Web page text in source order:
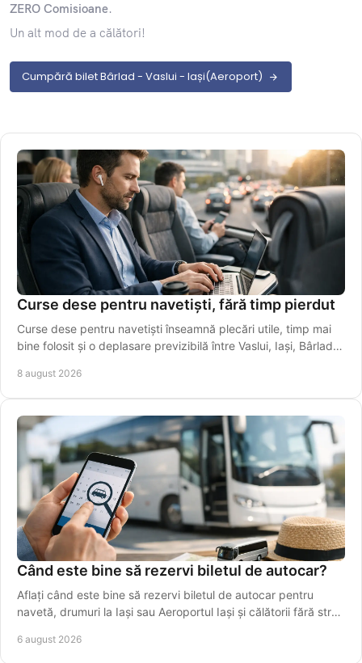
ZERO Comisioane.
Un alt mod de a călători!
Cumpără bilet Bârlad - Vaslui - Iași(Aeroport)
Curse dese pentru navetiști, fără timp pierdut
Curse dese pentru navetiști înseamnă plecări utile, timp mai
bine folosit și o deplasare previzibilă între Vaslui, Iași, Bârlad și
8 august 2026
Când este bine să rezervi biletul de autocar?
Aflați când este bine să rezervi biletul de autocar pentru
navetă, drumuri la Iași sau Aeroportul Iași și călătorii fără stres
6 august 2026